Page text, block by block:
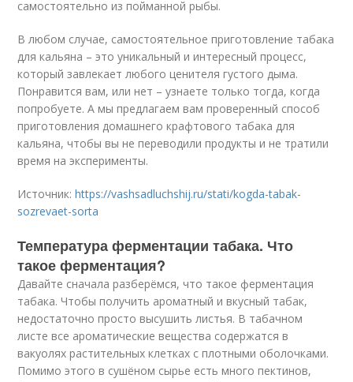
самостоятельно из пойманной рыбы.
В любом случае, самостоятельное приготовление табака
для кальяна – это уникальный и интересный процесс,
который завлекает любого ценителя густого дыма.
Понравится вам, или нет – узнаете только тогда, когда
попробуете. А мы предлагаем вам проверенный способ
приготовления домашнего крафтового табака для
кальяна, чтобы вы не переводили продукты и не тратили
время на эксперименты.
Источник:https://vashsadluchshij.ru/stati/kogda-tabak-
sozrevaet-sorta
Температура ферментации табака. Что
такое ферментация?
Давайте сначала разберёмся, что такое ферментация
табака. Чтобы получить ароматный и вкусный табак,
недостаточно просто высушить листья. В табачном
листе все ароматические вещества содержатся в
вакуолях растительных клетках с плотными оболочками.
Помимо этого в сушёном сырье есть много пектинов,